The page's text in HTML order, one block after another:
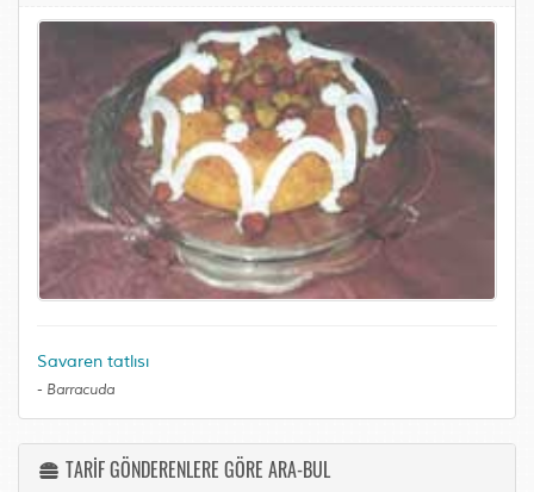
Savaren tatlısı
- Barracuda
TARİF GÖNDERENLERE GÖRE ARA-BUL